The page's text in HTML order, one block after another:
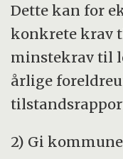
Dette kan for
konkrete krav
minstekrav til
årlige
2) Gi